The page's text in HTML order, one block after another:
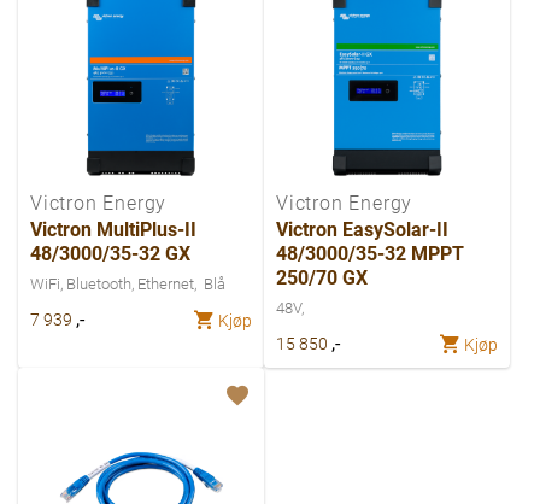
Victron Energy
Victron MultiPlus-II
48/3000/35-32 GX
WiFi, Bluetooth, Ethernet Blå
7 939 ,- Kjøp
Victron Energy
Victron EasySolar-II
48/3000/35-32 MPPT
250/70 GX
48V
15 850 ,- Kjøp